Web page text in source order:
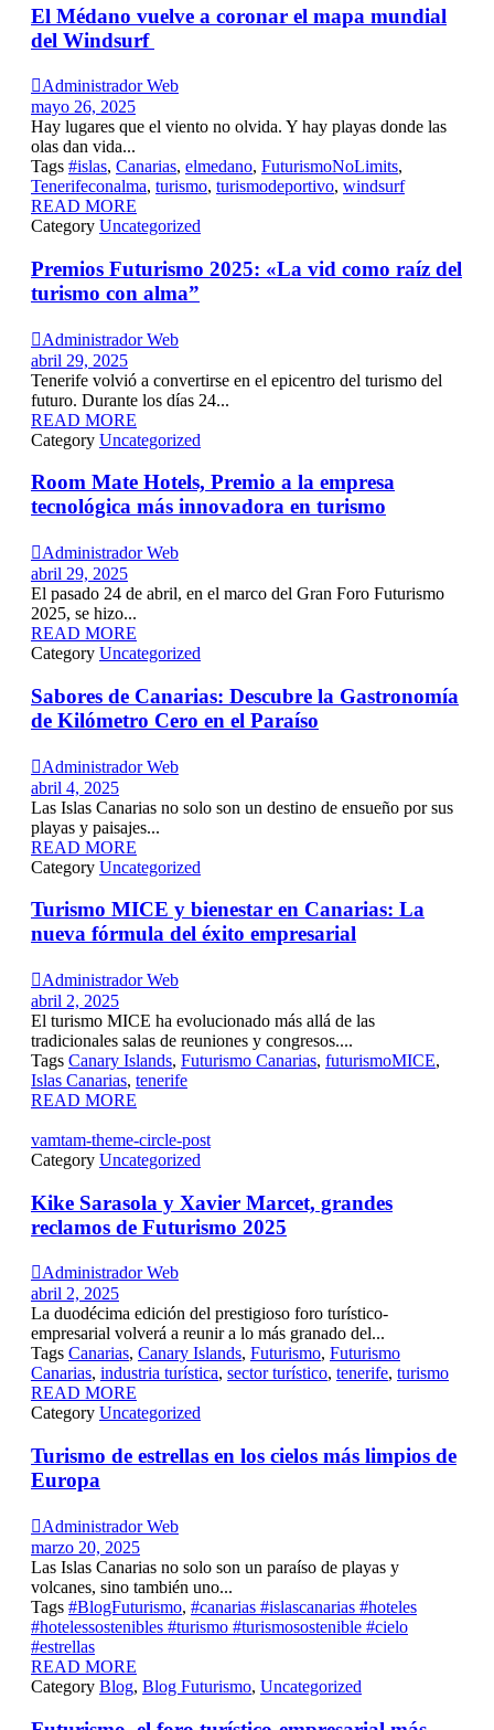
El Médano vuelve a coronar el mapa mundial
del Windsurf
Administrador Web
mayo 26, 2025
Hay lugares que el viento no olvida. Y hay playas donde las
olas dan vida...
Tags #islas, Canarias, elmedano, FuturismoNoLimits,
Tenerifeconalma, turismo, turismodeportivo, windsurf
READ MORE
Category Uncategorized
Premios Futurismo 2025: «La vid como raíz del
turismo con alma”
Administrador Web
abril 29, 2025
Tenerife volvió a convertirse en el epicentro del turismo del
futuro. Durante los días 24...
READ MORE
Category Uncategorized
Room Mate Hotels, Premio a la empresa
tecnológica más innovadora en turismo
Administrador Web
abril 29, 2025
El pasado 24 de abril, en el marco del Gran Foro Futurismo
2025, se hizo...
READ MORE
Category Uncategorized
Sabores de Canarias: Descubre la Gastronomía
de Kilómetro Cero en el Paraíso
Administrador Web
abril 4, 2025
Las Islas Canarias no solo son un destino de ensueño por sus
playas y paisajes...
READ MORE
Category Uncategorized
Turismo MICE y bienestar en Canarias: La
nueva fórmula del éxito empresarial
Administrador Web
abril 2, 2025
El turismo MICE ha evolucionado más allá de las
tradicionales salas de reuniones y congresos....
Tags Canary Islands, Futurismo Canarias, futurismoMICE,
Islas Canarias, tenerife
READ MORE
vamtam-theme-circle-post
Category Uncategorized
Kike Sarasola y Xavier Marcet, grandes
reclamos de Futurismo 2025
Administrador Web
abril 2, 2025
La duodécima edición del prestigioso foro turístico-
empresarial volverá a reunir a lo más granado del...
Tags Canarias, Canary Islands, Futurismo, Futurismo
Canarias, industria turística, sector turístico, tenerife, turismo
READ MORE
Category Uncategorized
Turismo de estrellas en los cielos más limpios de
Europa
Administrador Web
marzo 20, 2025
Las Islas Canarias no solo son un paraíso de playas y
volcanes, sino también uno...
Tags #BlogFuturismo, #canarias #islascanarias #hoteles
#hotelessostenibles #turismo #turismosostenible #cielo
#estrellas
READ MORE
Category Blog, Blog Futurismo, Uncategorized